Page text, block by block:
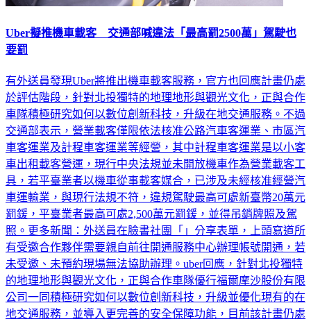
Uber擬推機車載客 交通部喊違法「最高罰2500萬」駕駛也
要罰
有外送員發現Uber將推出機車載客服務，官方也回應計畫仍處
於評估階段，針對北投獨特的地理地形與觀光文化，正與合作
車隊積極研究如何以數位創新科技，升級在地交通服務。不過
交通部表示，營業載客僅限依法核准公路汽車客運業、市區汽
車客運業及計程車客運業等經營，其中計程車客運業是以小客
車出租載客營運，現行中央法規並未開放機車作為營業載客工
具，若平臺業者以機車從事載客媒合，已涉及未經核准經營汽
車運輸業，與現行法規不符，違規駕駛最高可處新臺幣20萬元
罰鍰，平臺業者最高可處2,500萬元罰鍰，並得吊銷牌照及駕
照。更多新聞：外送員在臉書社團「」分享表單，上頭寫道所
有受邀合作夥伴需要親自前往開通服務中心辦理帳號開通，若
未受邀、未預約現場無法協助辦理。uber回應，針對北投獨特
的地理地形與觀光文化，正與合作車隊優行福爾摩沙股份有限
公司一同積極研究如何以數位創新科技，升級並優化現有的在
地交通服務，並導入更完善的安全保障功能，目前該計畫仍處